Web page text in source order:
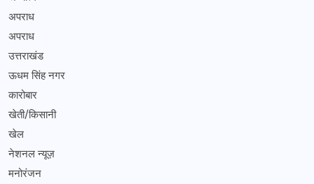
अपराध
अपराध
उत्तराखंड
ऊधम सिंह नगर
कारोबार
खेती/किसानी
खेल
नेशनल न्यूज़
मनोरंजन